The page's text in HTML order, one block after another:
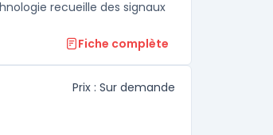
recueille des signaux
Fiche complète
Prix : Sur demande